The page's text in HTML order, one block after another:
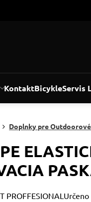
KontaktBicykleServis
Doplnky pre